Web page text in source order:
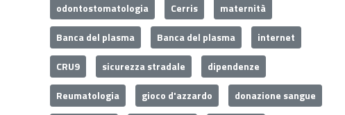
odontostomatologia
Cerris
maternità
Banca del plasma
Banca del plasma
internet
CRU9
sicurezza stradale
dipendenze
Reumatologia
gioco d'azzardo
donazione sangue